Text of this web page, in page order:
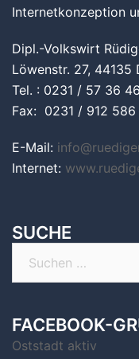
Internetkonzeption
Dipl.-Volkswirt
Löwenstr. 27, 44135
Tel. : 0231 / 57 36 46
Fax: 0231 / 912 586
E-Mail:
Internet:
SUCHE
FACEBOOK-
Oststadt aktiv